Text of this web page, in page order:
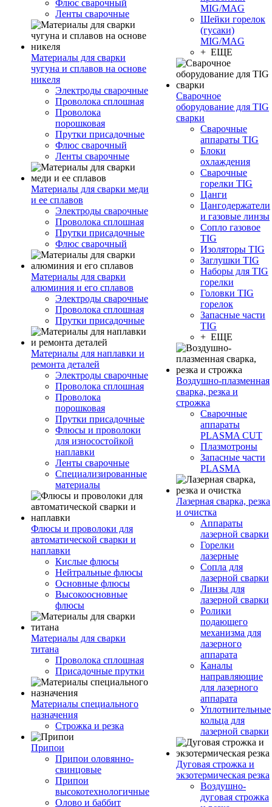
Флюс сварочный
Ленты сварочные
Материалы для сварки
чугуна и сплавов на основе
никеля
Электроды сварочные
Проволока сплошная
Проволока
порошковая
Прутки присадочные
Флюс сварочный
Ленты сварочные
Материалы для сварки меди
и ее сплавов
Электроды сварочные
Проволока сплошная
Прутки присадочные
Флюс сварочный
Материалы для сварки
алюминия и его сплавов
Электроды сварочные
Проволока сплошная
Прутки присадочные
Материалы для наплавки и
ремонта деталей
Электроды сварочные
Проволока сплошная
Проволока
порошковая
Прутки присадочные
Флюсы и проволоки
для износостойкой
наплавки
Ленты сварочные
Специализированные
материалы
Флюсы и проволоки для
автоматической сварки и
наплавки
Кислые флюсы
Нейтральные флюсы
Основные флюсы
Высокоосновные
флюсы
Материалы для сварки
титана
Проволока сплошная
Присадочные прутки
Материалы специального
назначения
Строжка и резка
Припои
Припои оловянно-
свинцовые
Припои
высокотехнологичные
Олово и баббит
MIG/MAG
Шейки горелок
(гусаки)
MIG/MAG
+ ЕЩЕ
Сварочное
оборудование для TIG
сварки
Сварочные
аппараты TIG
Блоки
охлаждения
Сварочные
горелки TIG
Цанги
Цангодержатели
и газовые линзы
Сопло газовое
TIG
Изоляторы TIG
Заглушки TIG
Наборы для TIG
горелки
Головки TIG
горелок
Запасные части
TIG
+ ЕЩЕ
Воздушно-плазменная
сварка, резка и
строжка
Сварочные
аппараты
PLASMA CUT
Плазмотроны
Запасные части
PLASMA
Лазерная сварка, резка
и очистка
Аппараты
лазерной сварки
Горелки
лазерные
Сопла для
лазерной сварки
Линзы для
лазерной сварки
Ролики
подающего
механизма для
лазерного
аппарата
Каналы
направляющие
для лазерного
аппарата
Уплотнительные
кольца для
лазерной сварки
Дуговая строжка и
экзотермическая резка
Воздушно-
дуговая строжка